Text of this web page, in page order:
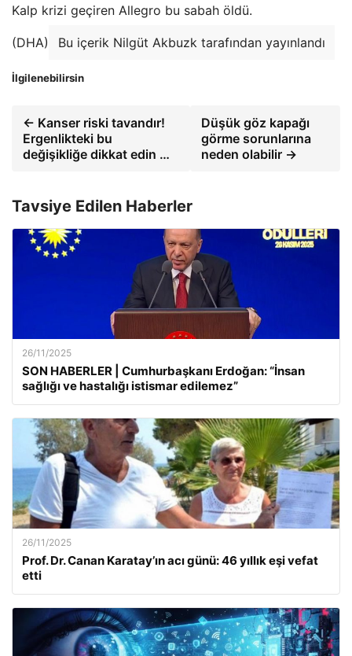
Kalp krizi geçiren Allegro bu sabah öldü.
(DHA) Bu içerik Nilgüt Akbuzk tarafından yayınlandı
İlgilenebilirsin
← Kanser riski tavandır!
Ergenlikteki bu
değişikliğe dikkat edin …
Düşük göz kapağı
görme sorunlarına
neden olabilir →
Tavsiye Edilen Haberler
26/11/2025
SON HABERLER | Cumhurbaşkanı Erdoğan: “İnsan
sağlığı ve hastalığı istismar edilemez”
26/11/2025
Prof. Dr. Canan Karatay’ın acı günü: 46 yıllık eşi vefat
etti